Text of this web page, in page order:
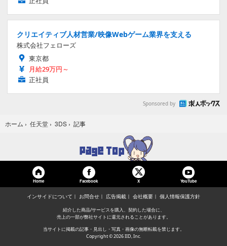
クリエイティブ人材営業/映像Webゲーム業界を支える
株式会社フェローズ
東京都
月給29万円～
正社員
Sponsored by
ホーム › 任天堂 › 3DS › 記事
Home Facebook X YouTube
インサイドについて お問合せ 広告掲載 会社概要 個人情報保護方針
紹介した商品/サービスを購入、契約した場合に、
売上の一部が弊社サイトに還元されることがあります。
当サイトに掲載の記事・見出し・写真・画像の無断転載を禁じます。
Copyright © 2026 IID, Inc.